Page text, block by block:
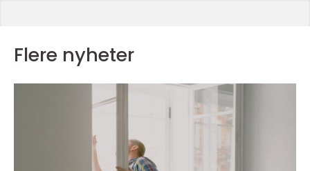
Flere nyheter